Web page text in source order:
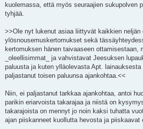
kuolemassa, että myös seuraajien sukupolven
tyhjää.
>>Ole nyt lukenut asiaa liittyvät kaikkien neljän
ylösnousemuskertomukset sekä
kertomuksen hänen taivaaseen ottamisestaan,
_oleellisimmat_ ja vahvistavat Jeesuksen
paluusta ja kuten ylläolevasta Apt.
paljastanut toisen paluunsa ajankohtaa.<<
Niin, ei paljastanut tarkkaa ajankohtaa, antoi
parikin eriarvoista takarajaa ja niistä on
takarajoista on mennyt jo noin kaksi tuhatta
ajan piiskanneet kuollutta hevosta ja piiskaavat